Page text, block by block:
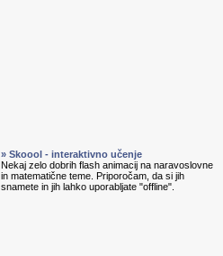
» Skoool - interaktivno učenje
Nekaj zelo dobrih flash animacij na naravoslovne
in matematične teme. Priporočam, da si jih
snamete in jih lahko uporabljate "offline".